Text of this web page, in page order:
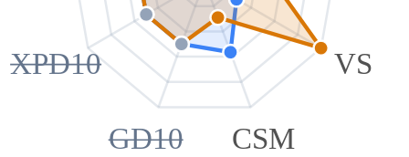
VS
CSM
GD10
XPD10